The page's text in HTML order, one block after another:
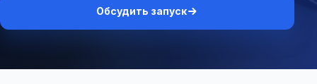
Обсудить запуск